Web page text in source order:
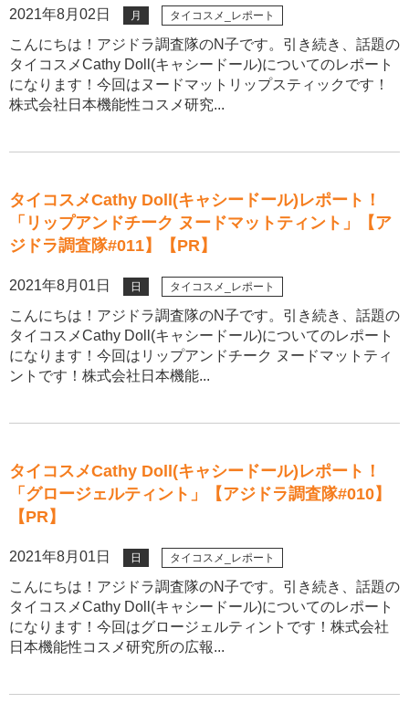
2021年8月02日 月 タイコスメ_レポート
こんにちは！アジドラ調査隊のN子です。引き続き、話題の
タイコスメCathy Doll(キャシードール)についてのレポート
になります！今回はヌードマットリップスティックです！
株式会社日本機能性コスメ研究...
タイコスメCathy Doll(キャシードール)レポート！
「リップアンドチーク ヌードマットティント」【ア
ジドラ調査隊#011】【PR】
2021年8月01日 日 タイコスメ_レポート
こんにちは！アジドラ調査隊のN子です。引き続き、話題の
タイコスメCathy Doll(キャシードール)についてのレポート
になります！今回はリップアンドチーク ヌードマットティ
ントです！株式会社日本機能...
タイコスメCathy Doll(キャシードール)レポート！
「グロージェルティント」【アジドラ調査隊#010】
【PR】
2021年8月01日 日 タイコスメ_レポート
こんにちは！アジドラ調査隊のN子です。引き続き、話題の
タイコスメCathy Doll(キャシードール)についてのレポート
になります！今回はグロージェルティントです！株式会社
日本機能性コスメ研究所の広報...